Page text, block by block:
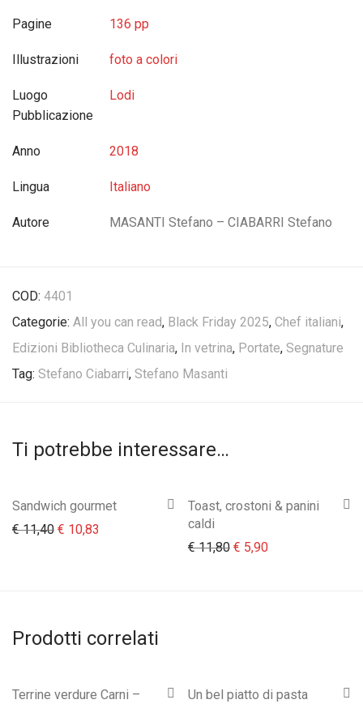
Pagine 136 pp
Illustrazioni foto a colori
Luogo
Pubblicazione
Lodi
Anno 2018
Lingua Italiano
Autore MASANTI Stefano – CIABARRI Stefano
COD: 4401
Categorie: All you can read, Black Friday 2025, Chef italiani,
Edizioni Bibliotheca Culinaria, In vetrina, Portate, Segnature
Tag: Stefano Ciabarri, Stefano Masanti
Ti potrebbe interessare…
Sandwich gourmet
€11,40 Il prezzo originale era: € 11,40.
€ 10,83 Il prezzo attuale è: € 10,83.
Toast, crostoni & panini
caldi
€11,80 Il prezzo originale era:
€ 5,90Il prezzo attuale
Prodotti correlati
Terrine verdure Carni –
Un bel piatto di pasta